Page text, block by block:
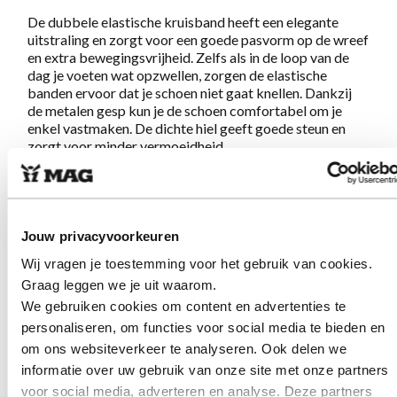
Jouw privacyvoorkeuren
Wij vragen je toestemming voor het gebruik van cookies.
Graag leggen we je uit waarom.
We gebruiken cookies om content en advertenties te
personaliseren, om functies voor social media te bieden en
om ons websiteverkeer te analyseren. Ook delen we
informatie over uw gebruik van onze site met onze partners
voor social media, adverteren en analyse. Deze partners
De dubbele elastische kruisband heeft een elegante
uitstraling en zorgt voor een goede pasvorm op de wreef
en extra bewegingsvrijheid. Zelfs als in de loop van de
dag je voeten wat opzwellen, zorgen de elastische
banden ervoor dat je schoen niet gaat knellen. Dankzij
de metalen gesp kun je de schoen comfortabel om je
enkel vastmaken. De dichte hiel geeft goede steun en
zorgt voor minder vermoeidheid.
Schoenen die de MAG belofte:
schoenen met lef en karakter, volledig waarmaken. Een
Eigenschappen Megamok 4014 Black
Gemaakt van sterk gemakkelijk te onderhouden glad
Uitgevoerd met elastische kruisbanden voor een
perfecte pasvorm